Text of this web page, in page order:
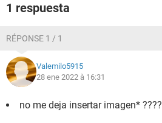
1 respuesta
RÉPONSE 1 / 1
Valemilo5915
28 ene 2022 à 16:31
no me deja insertar imagen* ????